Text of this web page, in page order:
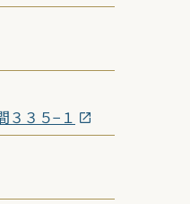
３３５−１